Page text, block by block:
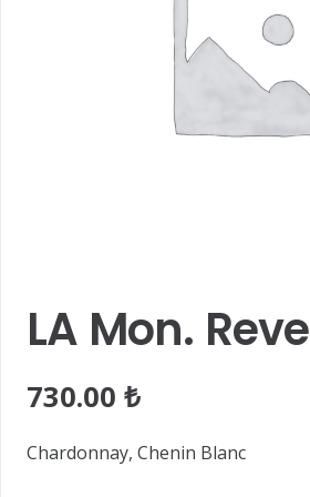
LA Mon. Reve
730.00 ₺
Chardonnay, Chenin Blanc